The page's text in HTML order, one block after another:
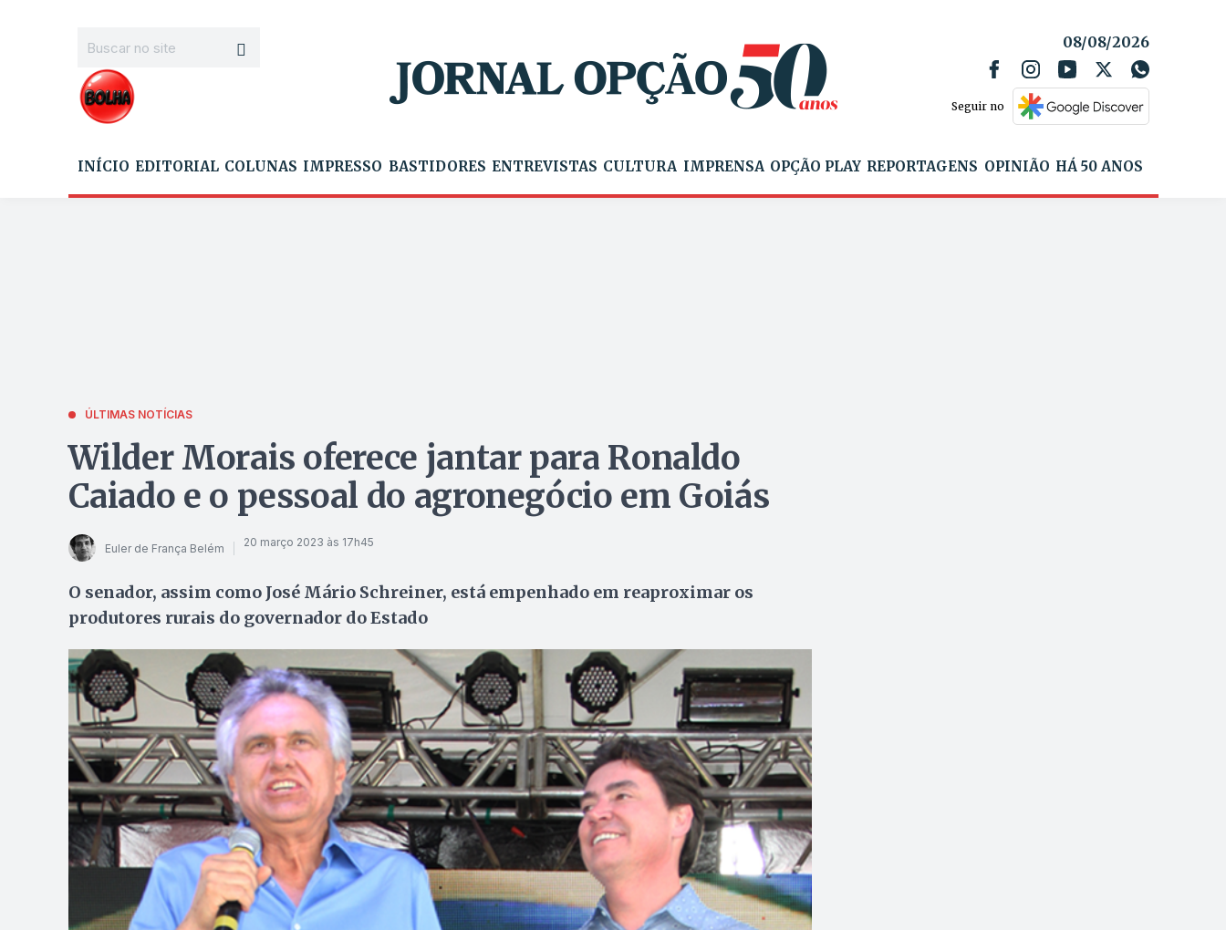
08/08/2026
Seguir no
INÍCIO EDITORIAL COLUNAS IMPRESSO BASTIDORES ENTREVISTAS CULTURA IMPRENSA OPÇÃO PLAY REPORTAGENS OPINIÃO HÁ 50 ANOS
ÚLTIMAS NOTÍCIAS
Wilder Morais oferece jantar para Ronaldo
Caiado e o pessoal do agronegócio em Goiás
Euler de França Belém 20 março 2023 às 17h45
O senador, assim como José Mário Schreiner, está empenhado em reaproximar os
produtores rurais do governador do Estado